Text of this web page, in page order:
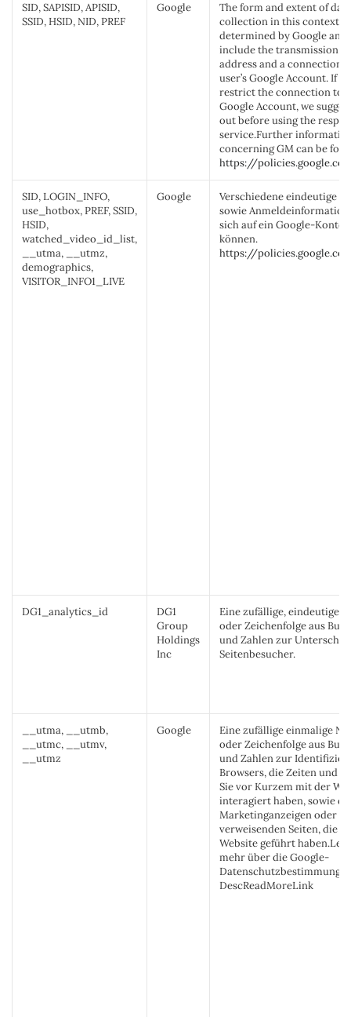
SID, SAPISID, APISID,
SSID, HSID, NID, PREF
Google
The form and extent of data
collection in this context is
determined by Google and
include the transmission of
address and a connection
user’s Google Account. If
restrict the connection to
Google Account, we
out before using the
service.Further
concerning GM can be
https://
SID, LOGIN_INFO,
use_hotbox, PREF, SSID,
HSID,
watched_video_id_list,
__utma, __utmz,
demographics,
VISITOR_INFO1_LIVE
Google
Verschiedene eindeutige
sowie
sich auf ein Google-Konto
können.
https://
DG1_analytics_id
DG1
Group
Holdings
Inc
Eine zufällige, eindeutige
oder Zeichenfolge aus
und Zahlen zur
Seitenbesucher.
__utma, __utmb,
__utmc, __utmv,
__utmz
Google
Eine zufällige einmalige
oder Zeichenfolge aus
und Zahlen zur
Browsers, die Zeiten und
Sie vor Kurzem mit der
interagiert haben, sowie
Marketinganzeigen oder
verweisenden Seiten, die
Website geführt
mehr über die Google-
DescReadMoreLink